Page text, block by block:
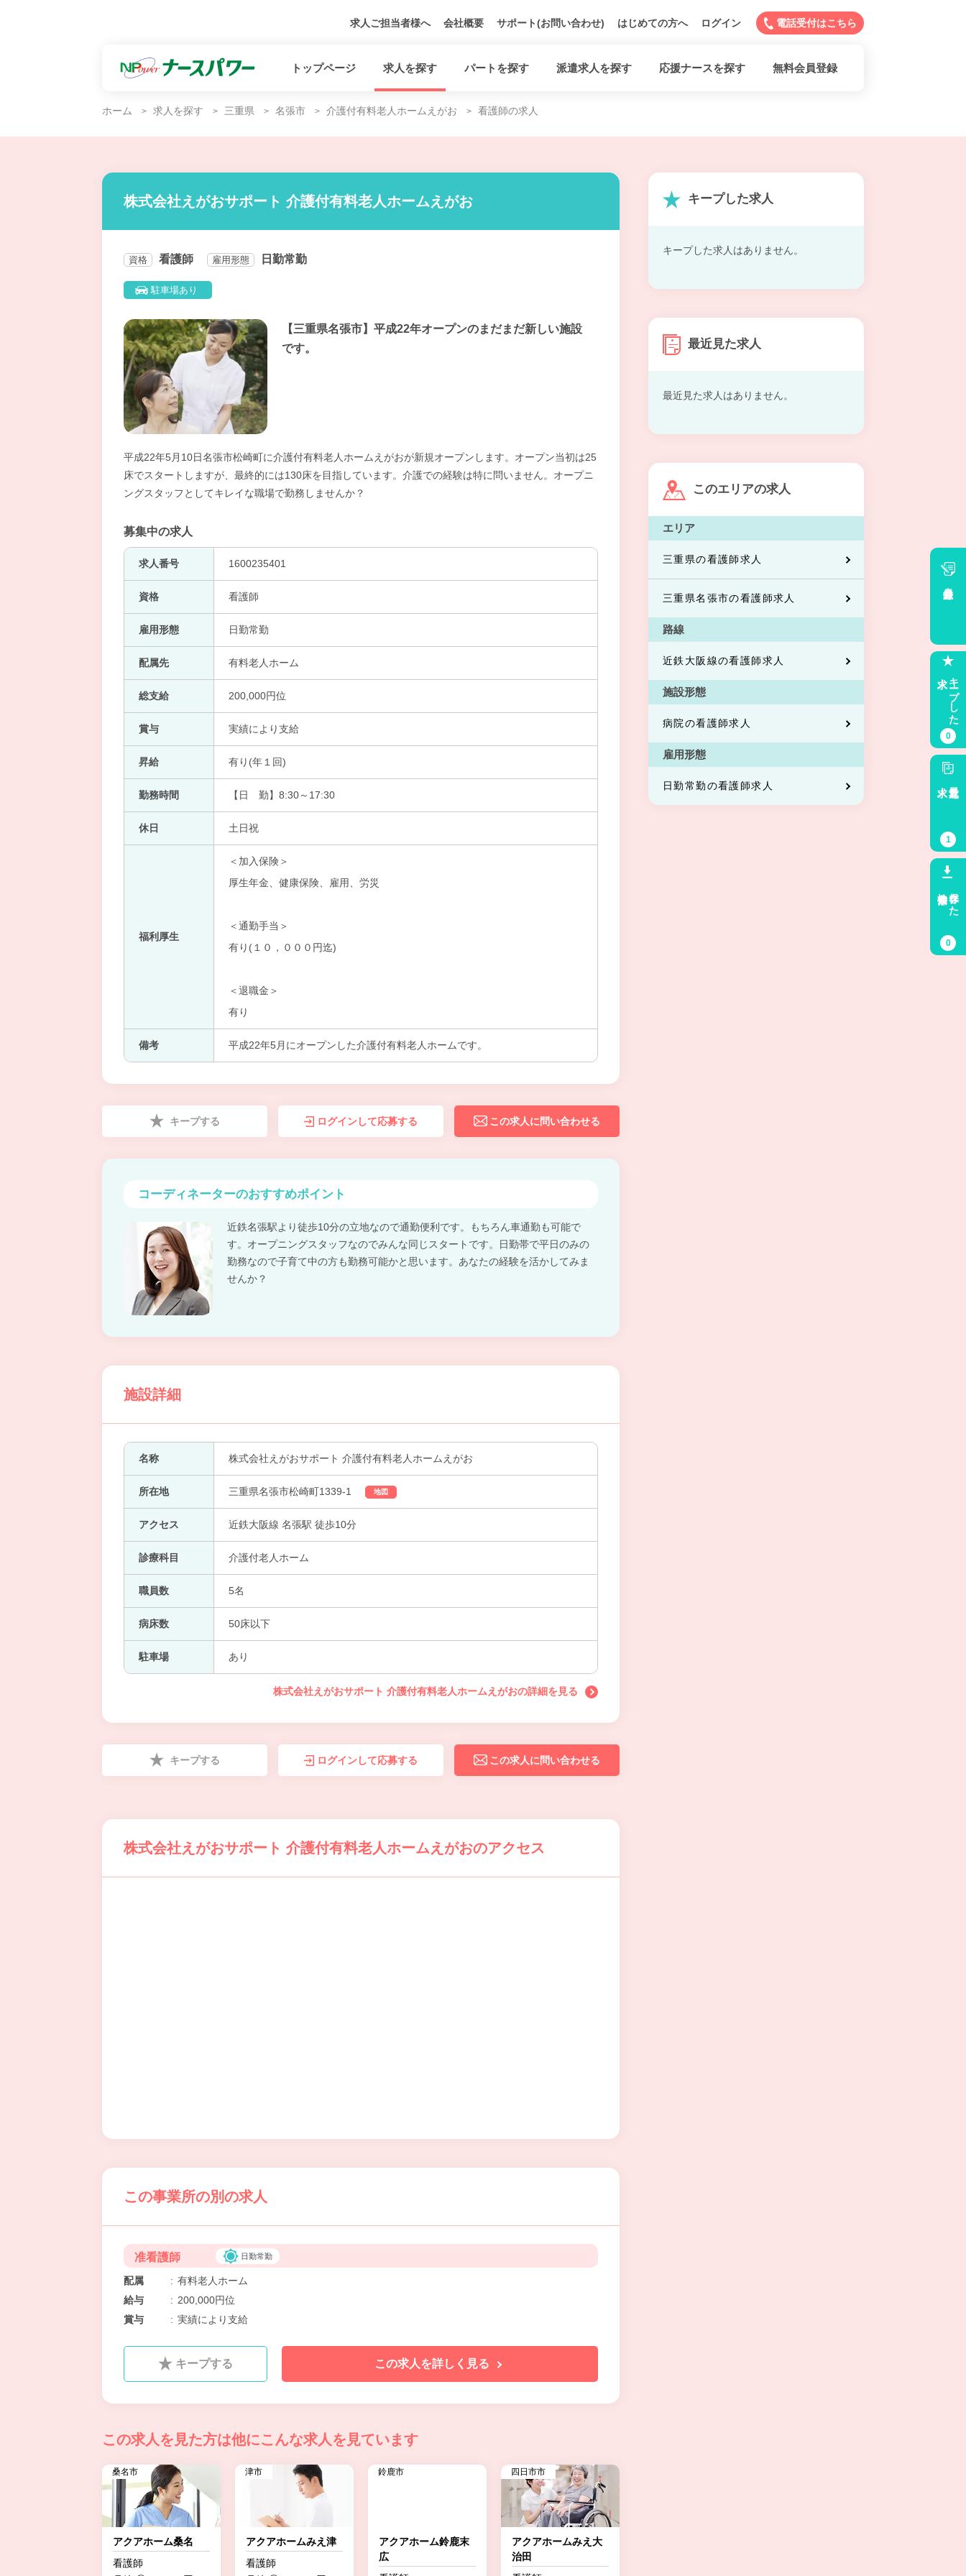
求人ご担当者様へ 会社概要 サポート(お問い合わせ) はじめての方へ ログイン 電話受付はこちら
トップページ 求人を探す パートを探す 派遣求人を探す 応援ナースを探す 無料会員登録
ホーム 求人を探す 三重県 名張市 介護付有料老人ホームえがお 看護師の求人
株式会社えがおサポート 介護付有料老人ホームえがお
資格 看護師 雇用形態 日勤常勤
駐車場あり
【三重県名張市】平成22年オープンのまだまだ新しい施設
です。
平成22年5月10日名張市松崎町に介護付有料老人ホームえがおが新規オープンします。オープン当初は25
床でスタートしますが、最終的には130床を目指しています。介護での経験は特に問いません。オープニ
ングスタッフとしてキレイな職場で勤務しませんか？
募集中の求人
求人番号 1600235401
資格 看護師
雇用形態 日勤常勤
配属先 有料老人ホーム
総支給 200,000円位
賞与 実績により支給
昇給 有り(年１回)
勤務時間 【日 勤】8:30～17:30
休日 土日祝
福利厚生
＜加入保険＞
厚生年金、健康保険、雇用、労災
＜通勤手当＞
有り(１０，０００円迄)
＜退職金＞
有り
備考 平成22年5月にオープンした介護付有料老人ホームです。
キープする ログインして応募する この求人に問い合わせる
コーディネーターのおすすめポイント
近鉄名張駅より徒歩10分の立地なので通勤便利です。もちろん車通勤も可能で
す。オープニングスタッフなのでみんな同じスタートです。日勤帯で平日のみの
勤務なので子育て中の方も勤務可能かと思います。あなたの経験を活かしてみま
せんか？
施設詳細
名称 株式会社えがおサポート 介護付有料老人ホームえがお
所在地 三重県名張市松崎町1339-1 地図
アクセス 近鉄大阪線 名張駅 徒歩10分
診療科目 介護付老人ホーム
職員数 5名
病床数 50床以下
駐車場 あり
株式会社えがおサポート 介護付有料老人ホームえがおの詳細を見る
キープする ログインして応募する この求人に問い合わせる
株式会社えがおサポート 介護付有料老人ホームえがおのアクセス
この事業所の別の求人
准看護師 日勤常勤
配属 : 有料老人ホーム
給与
: 200,000円位
賞与
: 実績により支給
キープする この求人を詳しく見る
この求人を見た方は他にこんな求人を見ています
桑名市
アクアホーム桑名
看護師
津市
アクアホームみえ津
看護師
鈴鹿市
アクアホーム鈴鹿末
広
四日市市
アクアホームみえ大
治田
キープした求人
キープした求人はありません。
最近見た求人
最近見た求人はありません。
このエリアの求人
エリア
三重県の看護師求人
三重県名張市の看護師求人
路線
近鉄大阪線の看護師求人
施設形態
病院の看護師求人
雇用形態
日勤常勤の看護師求人
キープした
0
最近見た
1
保存した
0